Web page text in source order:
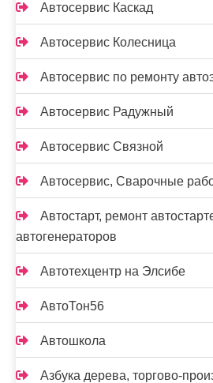
Автосервис Каскад
Автосервис Колесница
Автосервис по ремонту
Автосервис Радужный
Автосервис Связной
Автосервис, Сварочные
Автостарт, ремонт
автогенераторов
Автотехцентр на Элсибе
АвтоТон56
Автошкола
Азбука дерева, торгово-